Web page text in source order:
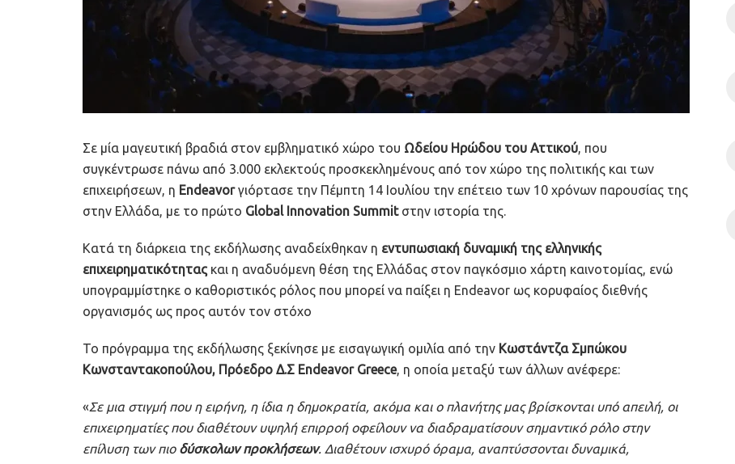
Σε μία μαγευτική βραδιά στον εμβληματικό χώρο του Ωδείου Ηρώδου του Αττικού, που
συγκέντρωσε πάνω από 3.000 εκλεκτούς προσκεκλημένους από τον χώρο της πολιτικής και των
επιχειρήσεων, η Endeavorγιόρτασε την Πέμπτη 14 Ιουλίου την επέτειο των 10 χρόνων παρουσίας της
στην Ελλάδα, με το πρώτο Global Innovation Summitστην ιστορία της.
Κατά τη διάρκεια της εκδήλωσης αναδείχθηκαν η εντυπωσιακή δυναμική της ελληνικής
επιχειρηματικότητας και η αναδυόμενη θέση της Ελλάδας στον παγκόσμιο χάρτη καινοτομίας, ενώ
υπογραμμίστηκε ο καθοριστικός ρόλος που μπορεί να παίξει η Endeavor ως κορυφαίος διεθνής
οργανισμός ως προς αυτόν τον στόχο
Το πρόγραμμα της εκδήλωσης ξεκίνησε με εισαγωγική ομιλία από την Κωστάντζα Σμπώκου
Κωνσταντακοπούλου, Πρόεδρο Δ.Σ Endeavor Greece, η οποία μεταξύ των άλλων ανέφερε:
«Σε μια στιγμή που η ειρήνη, η ίδια η δημοκρατία, ακόμα και ο πλανήτης μας βρίσκονται υπό απειλή, οι
επιχειρηματίες που διαθέτουν υψηλή επιρροή οφείλουν να διαδραματίσουν σημαντικό ρόλο στην
επίλυση των πιο δύσκολων προκλήσεων. Διαθέτουν ισχυρό όραμα, αναπτύσσονται δυναμικά,